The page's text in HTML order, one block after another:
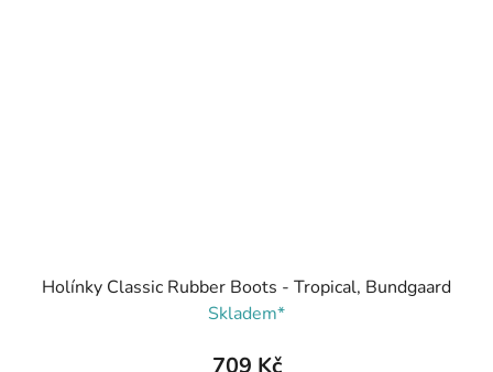
Holínky Classic Rubber Boots - Tropical, Bundgaard
Skladem*